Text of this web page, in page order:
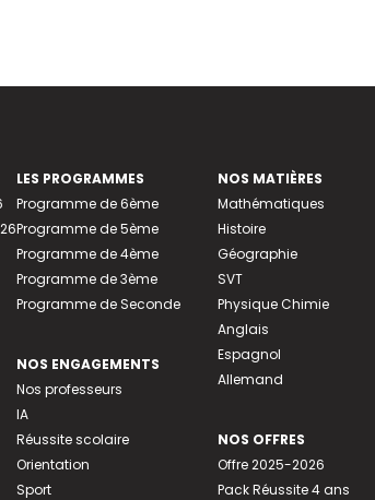
LES PROGRAMMES
Programme de 6ème
Programme de 5ème
Programme de 4ème
Programme de 3ème
Programme de Seconde
NOS ENGAGEMENTS
Nos professeurs
IA
Réussite scolaire
Orientation
Sport
NOS MATIÈRES
Mathématiques
Histoire
Géographie
SVT
Physique Chimie
Anglais
Espagnol
Allemand
NOS OFFRES
Offre 2025-2026
Pack Réussite 4 ans